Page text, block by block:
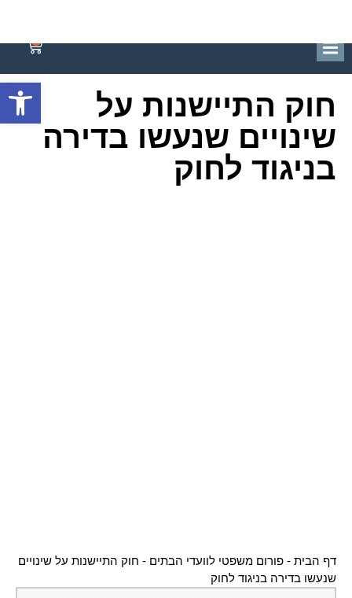
פתח
חוק התיישנות על
שינויים שנעשו בדירה
בניגוד לחוק
דף הבית - פורום משפטי לוועדי הבתים - חוק התיישנות על שינויים
שנעשו בדירה בניגוד לחוק